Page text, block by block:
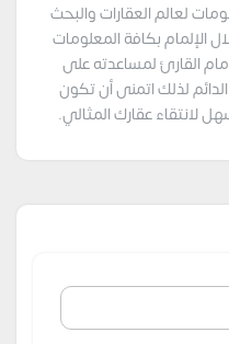
لعالم العقارات والبحث
الإلمام بكافة المعلومات
القارئ لمساعدته على
لذلك اتمنى أن تكون
لانتقاء عقارك المثالي.